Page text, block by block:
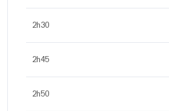
2h30
2h45
2h50